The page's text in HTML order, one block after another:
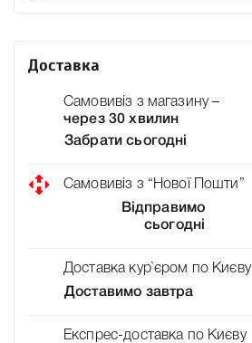
Доставка
Самовивіз з магазину –
через 30 хвилин
Забрати сьогодні
Самовивіз з “Нової Пошти”
Відправимо
сьогодні
Доставка кур`єром по Києву
Доставимо завтра
Експрес-доставка по Києву